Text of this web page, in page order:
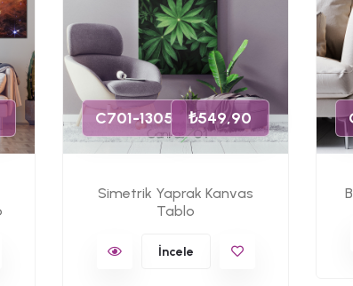
C701-1305 ₺549,90
Simetrik Yaprak Kanvas
Tablo
İncele